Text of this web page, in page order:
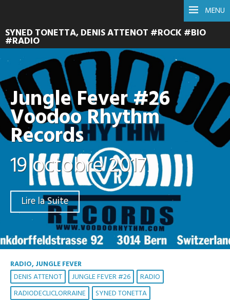
MENU
SYNED TONETTA, DENIS ATTENOT #ROCK #BIO
#RADIO
Jungle Fever #26
Voodoo Rhythm
Records
19 octobre 2017
Lire la Suite
RADIO, JUNGLE FEVER
DENIS ATTENOT JUNGLE FEVER #26
RADIO
RADIODECLICLORRAINE
SYNED TONETTA